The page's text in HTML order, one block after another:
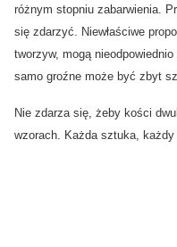
różnym stopniu zabarwienia.
się zdarzyć. Niewłaściwe
tworzyw, mogą
samo groźne może być zbyt
Nie zdarza się, żeby kości
wzorach. Każda sztuka, każdy